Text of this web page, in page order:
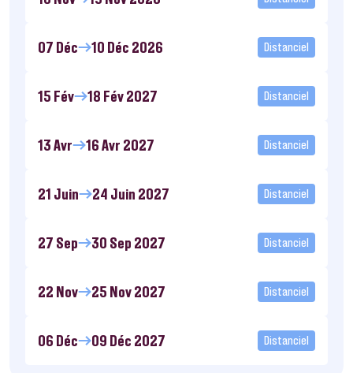
07 Déc 10 Déc 2026 Distanciel
15 Fév 18 Fév 2027 Distanciel
13 Avr 16 Avr 2027 Distanciel
21 Juin 24 Juin 2027 Distanciel
27 Sep 30 Sep 2027 Distanciel
22 Nov 25 Nov 2027 Distanciel
06 Déc 09 Déc 2027 Distanciel